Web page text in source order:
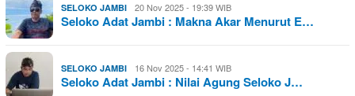
SELOKO JAMBI 20 Nov 2025 - 19:39 WIB
Seloko Adat Jambi : Makna Akar Menurut E…
SELOKO JAMBI 16 Nov 2025 - 14:41 WIB
Seloko Adat Jambi : Nilai Agung Seloko J…